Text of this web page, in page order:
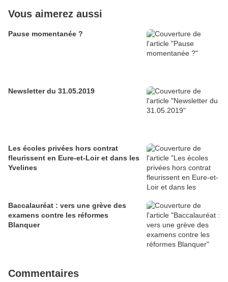
Vous aimerez aussi
Pause momentanée ?
Newsletter du 31.05.2019
Les écoles privées hors contrat
fleurissent en Eure-et-Loir et dans les
Yvelines
Baccalauréat : vers une grève des
examens contre les réformes
Blanquer
Commentaires